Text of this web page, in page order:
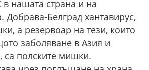
нашата страна и на
Добрава-Белград хантавирус,
а резервоар на тези, които
заболяване в Азия и
са полските мишки.